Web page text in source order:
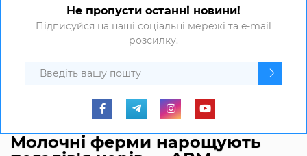
Не пропусти останні новини!
Підписуйся на наші соціальні мережі та e-mail
розсилку.
Молочні ферми нарощують